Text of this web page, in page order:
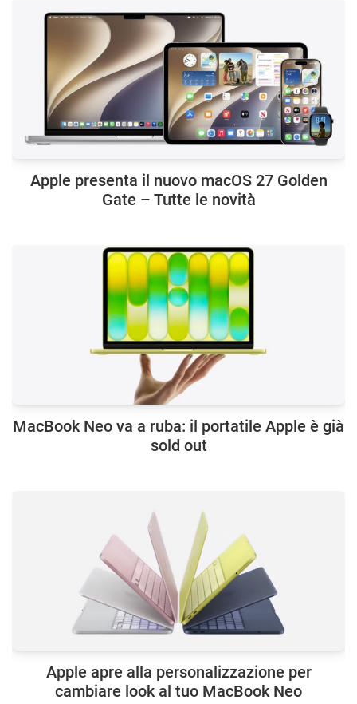
Apple presenta il nuovo macOS 27 Golden
Gate – Tutte le novità
MacBook Neo va a ruba: il portatile Apple è già
sold out
Apple apre alla personalizzazione per
cambiare look al tuo MacBook Neo